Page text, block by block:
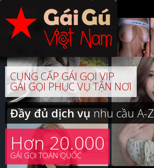
CUNG CẤP GÁI GỌI VIP
GÁI GỌI PHỤC VỤ TẬN NƠI
Đầy đủ dịch vụnhu cầu A-Z
Hơn 20.000
GÁI GỌI TOÀN QUỐC